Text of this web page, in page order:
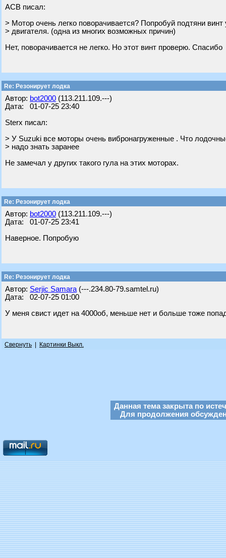
АСВ писал:
> Мотор очень легко поворачивается? Попробуй подтяни винт
> двигателя. (одна из многих возможных причин)
Нет, поворачивается не легко. Но этот винт проверю. Спасибо
Re: Резонирует лодка
Автор: bot2000 (113.211.109.---)
Дата: 01-07-25 23:40
Sterx писал:
> У Suzuki все моторы очень вибронагруженные . Что
> надо знать заранее
Не замечал у других такого гула на этих моторах.
Re: Резонирует лодка
Автор: bot2000 (113.211.109.---)
Дата: 01-07-25 23:41
Наверное. Попробую
Re: Резонирует лодка
Автор: Serjic Samara (---.234.80-79.samtel.ru)
Дата: 02-07-25 01:00
У меня свист идет на 4000об, меньше нет и больше тоже
Свернуть Картинки Выкл.
Данная тема закрыта по
Для продолжения